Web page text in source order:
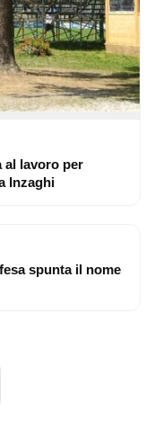
al lavoro per
Inzaghi
spunta il nome